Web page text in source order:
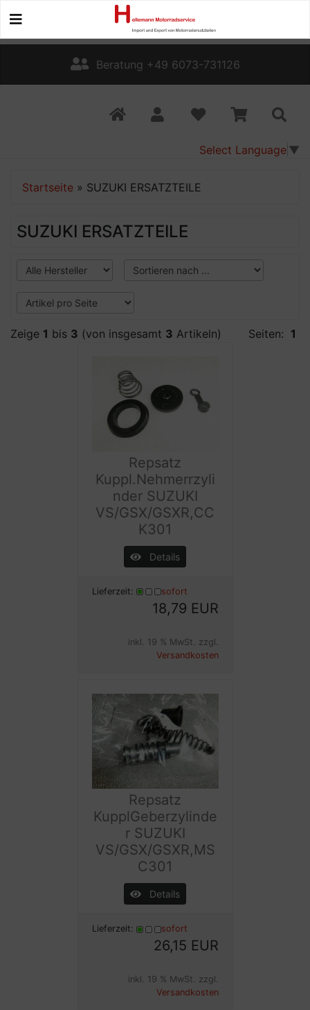
Beratung +49 6073-731126
Select Language ▼
Startseite » SUZUKI ERSATZTEILE
SUZUKI ERSATZTEILE
Zeige 1 bis 3 (von insgesamt 3 Artikeln) Seiten: 1
Repsatz
Kuppl.Nehmerrzyli
nder SUZUKI
VS/GSX/GSXR,CC
K301
Details
Lieferzeit: sofort
18,79 EUR
inkl. 19 % MwSt. zzgl.
Versandkosten
Repsatz
KupplGeberzylinde
r SUZUKI
VS/GSX/GSXR,MS
C301
Details
Lieferzeit: sofort
26,15 EUR
inkl. 19 % MwSt. zzgl.
Versandkosten